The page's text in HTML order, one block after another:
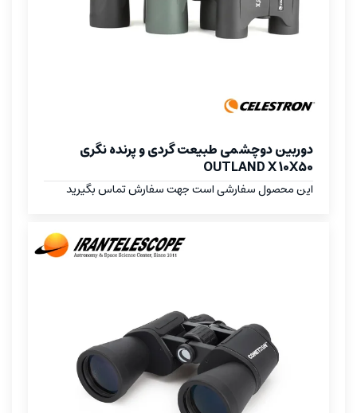
دوربین دوچشمی طبیعت گردی و پرنده نگری
OUTLAND X 10X50
این محصول سفارشی است جهت سفارش تماس بگیرید